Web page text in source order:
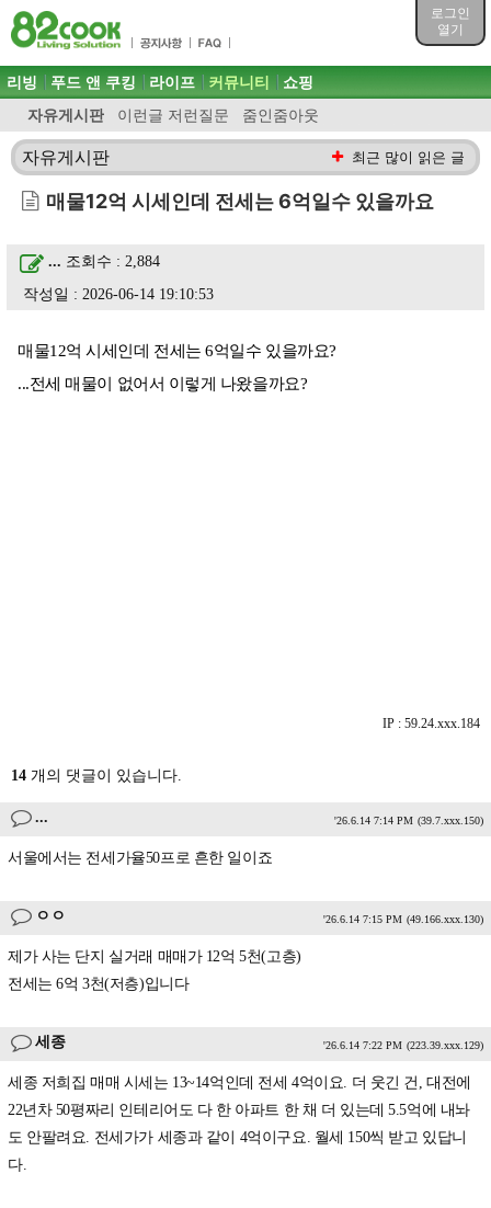
로그인
열기
목차
주메뉴 바로가기
컨텐츠 바로가기
검색 바로가기
로그인 바로가기
주메뉴
리빙 푸드 앤 쿠킹 라이프 커뮤니티
자유게시판 이런글 저런질문 줌인줌아웃
쇼핑
자유게시판 최근 많이 읽은 글
매물12억 시세인데 전세는 6억일수 있을까요
... 조회수 : 2,884
작성일 : 2026-06-14 19:10:53
매물12억 시세인데 전세는 6억일수 있을까요?
...전세 매물이 없어서 이렇게 나왔을까요?
IP : 59.24.xxx.184
14 개의 댓글이 있습니다.
... '26.6.14 7:14 PM (39.7.xxx.150)
서울에서는 전세가율50프로 흔한 일이죠
ㅇㅇ '26.6.14 7:15 PM (49.166.xxx.130)
제가 사는 단지 실거래 매매가 12억 5천(고층)
전세는 6억 3천(저층)입니다
세종 '26.6.14 7:22 PM (223.39.xxx.129)
세종 저희집 매매 시세는 13~14억인데 전세 4억이요. 더 웃긴 건, 대전에
22년차 50평짜리 인테리어도 다 한 아파트 한 채 더 있는데 5.5억에 내놔
도 안팔려요. 전세가가 세종과 같이 4억이구요. 월세 150씩 받고 있답니
다.